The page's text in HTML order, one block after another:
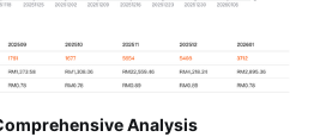
Analysis